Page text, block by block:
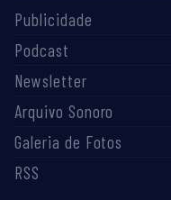
Publicidade
Podcast
Newsletter
Arquivo Sonoro
Galeria de Fotos
RSS